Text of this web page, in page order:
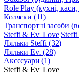
Role Play (кухні,
Коляски (11)
Транспортні засоби
Steffi & Evi Love
Ляльки Steffi (32)
Ляльки Evi (28)
Аксесуари (1)
Steffi & Evi Love